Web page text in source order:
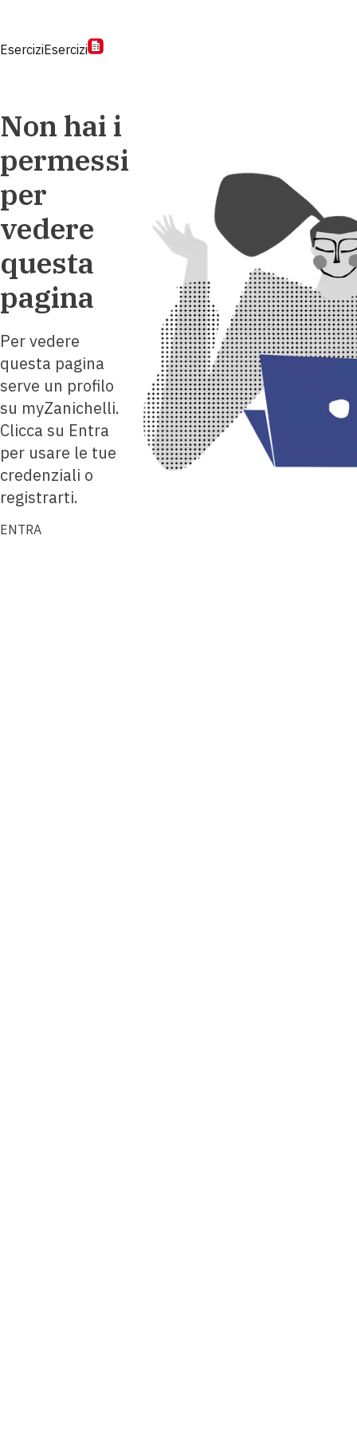
EserciziEsercizi
Non hai i
permessi
per
vedere
questa
pagina
Per vedere
questa pagina
serve un profilo
su myZanichelli.
Clicca su Entra
per usare le tue
credenziali o
registrarti.
ENTRA